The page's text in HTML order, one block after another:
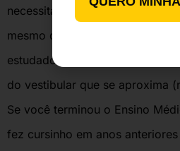
necessitam apenas de uma
mesmo de uma rápida
estudado há muito tempo – de
do vestibular que se aproxima
Se você terminou o Ensino
fez cursinho em anos